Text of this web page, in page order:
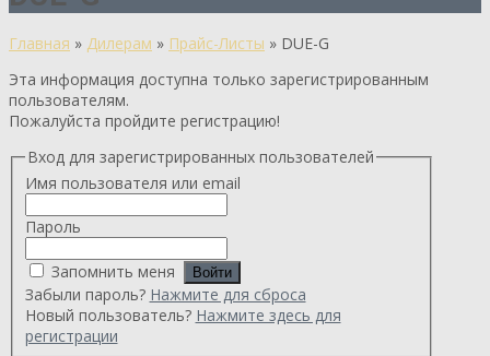
Главная » Дилерам » Прайс-Листы » DUE-G
Эта информация доступна только зарегистрированным
пользователям.
Пожалуйста пройдите регистрацию!
Вход для зарегистрированных пользователей
Имя пользователя или email
Пароль
Запомнить меня
Забыли пароль? Нажмите для сброса
Новый пользователь? Нажмите здесь для
регистрации